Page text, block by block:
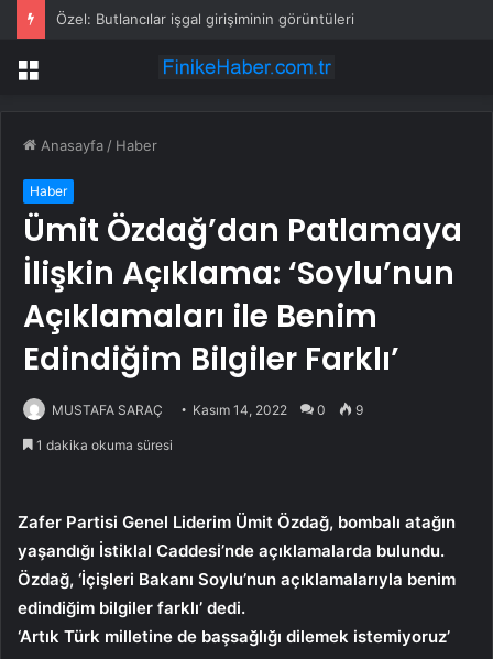
Özel: Butlancılar işgal girişiminin görüntüleri
Menü
Anasayfa / Haber
Haber
Ümit Özdağ’dan Patlamaya
İlişkin Açıklama: ‘Soylu’nun
Açıklamaları ile Benim
Edindiğim Bilgiler Farklı’
MUSTAFA SARAÇ Kasım 14, 2022 0 9
1 dakika okuma süresi
Zafer Partisi Genel Liderim Ümit Özdağ, bombalı atağın
yaşandığı İstiklal Caddesi’nde açıklamalarda bulundu.
Özdağ, ‘İçişleri Bakanı Soylu’nun açıklamalarıyla benim
edindiğim bilgiler farklı’ dedi.
‘Artık Türk milletine de başsağlığı dilemek istemiyoruz’